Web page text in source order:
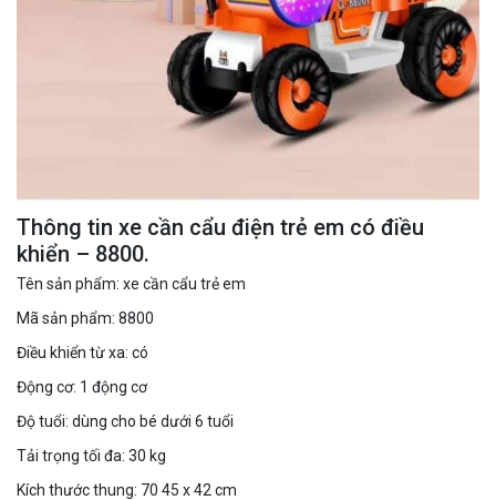
Thông tin xe cần cẩu điện trẻ em có điều
khiển – 8800.
Tên sản phẩm: xe cần cẩu trẻ em
Mã sản phẩm: 8800
Điều khiển từ xa: có
Động cơ: 1 động cơ
Độ tuổi: dùng cho bé dưới 6 tuổi
Tải trọng tối đa: 30 kg
Kích thước thung: 70 45 x 42 cm